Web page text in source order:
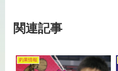
関連記事
釣果情報